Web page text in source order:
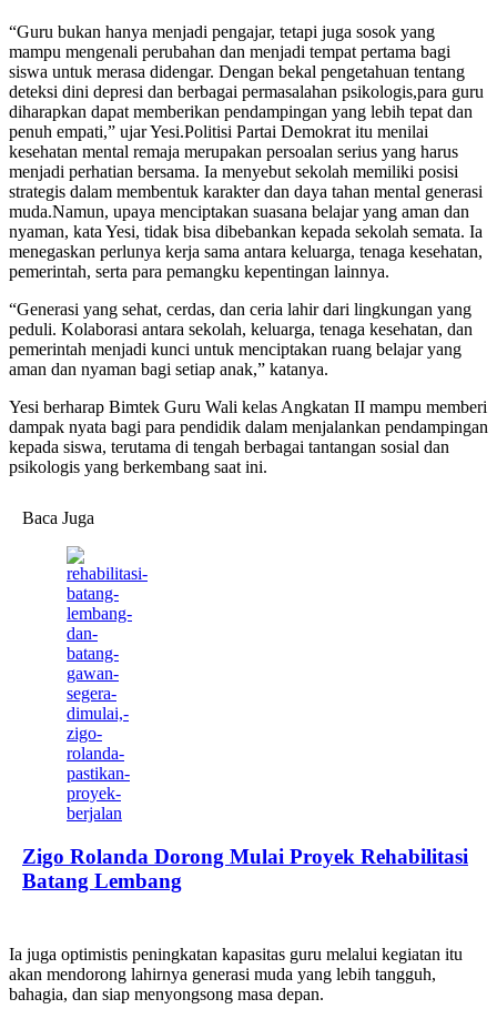
“Guru bukan hanya menjadi pengajar, tetapi juga sosok yang
mampu mengenali perubahan dan menjadi tempat pertama bagi
siswa untuk merasa didengar. Dengan bekal pengetahuan tentang
deteksi dini depresi dan berbagai permasalahan psikologis,para guru
diharapkan dapat memberikan pendampingan yang lebih tepat dan
penuh empati,” ujar Yesi.Politisi Partai Demokrat itu menilai
kesehatan mental remaja merupakan persoalan serius yang harus
menjadi perhatian bersama. Ia menyebut sekolah memiliki posisi
strategis dalam membentuk karakter dan daya tahan mental generasi
muda.Namun, upaya menciptakan suasana belajar yang aman dan
nyaman, kata Yesi, tidak bisa dibebankan kepada sekolah semata. Ia
menegaskan perlunya kerja sama antara keluarga, tenaga kesehatan,
pemerintah, serta para pemangku kepentingan lainnya.
“Generasi yang sehat, cerdas, dan ceria lahir dari lingkungan yang
peduli. Kolaborasi antara sekolah, keluarga, tenaga kesehatan, dan
pemerintah menjadi kunci untuk menciptakan ruang belajar yang
aman dan nyaman bagi setiap anak,” katanya.
Yesi berharap Bimtek Guru Wali kelas Angkatan II mampu memberi
dampak nyata bagi para pendidik dalam menjalankan pendampingan
kepada siswa, terutama di tengah berbagai tantangan sosial dan
psikologis yang berkembang saat ini.
Baca Juga
Zigo Rolanda Dorong Mulai Proyek Rehabilitasi
Batang Lembang
Ia juga optimistis peningkatan kapasitas guru melalui kegiatan itu
akan mendorong lahirnya generasi muda yang lebih tangguh,
bahagia, dan siap menyongsong masa depan.